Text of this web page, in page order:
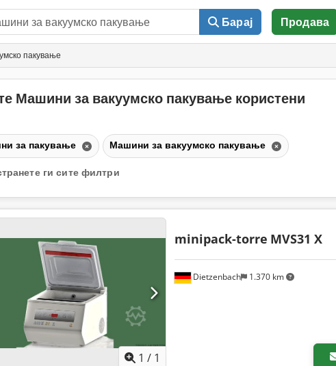
Барај Продава
пакување
Машини за вакуумско пакување користени
за пакување Машини за вакуумско пакување
ги сите филтри
1 / 1
Dietzenbach 1.370 km
minipack-torre MVS31 X